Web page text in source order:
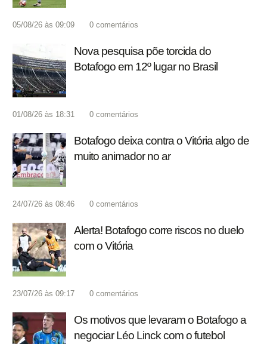
05/08/26 às 09:09 0 comentários
Nova pesquisa põe torcida do
Botafogo em 12º lugar no Brasil
01/08/26 às 18:31 0 comentários
Botafogo deixa contra o Vitória algo de
muito animador no ar
24/07/26 às 08:46 0 comentários
Alerta! Botafogo corre riscos no duelo
com o Vitória
23/07/26 às 09:17 0 comentários
Os motivos que levaram o Botafogo a
negociar Léo Linck com o futebol